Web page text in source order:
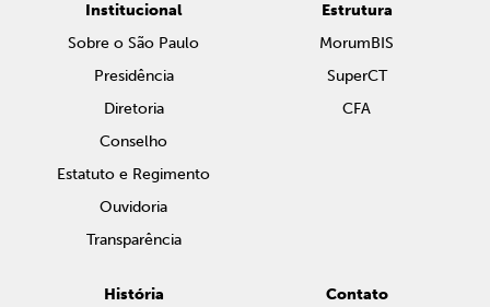
Institucional
Sobre o São Paulo
Presidência
Diretoria
Conselho
Estatuto e Regimento
Ouvidoria
Transparência
Estrutura
MorumBIS
SuperCT
CFA
História Contato